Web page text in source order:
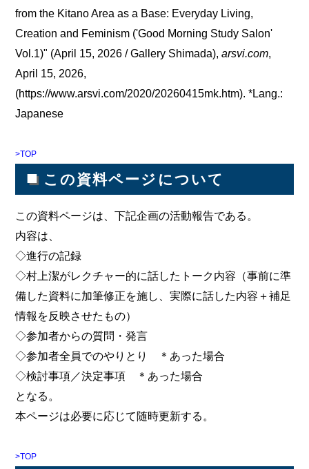
from the Kitano Area as a Base: Everyday Living,
Creation and Feminism ('Good Morning Study Salon'
Vol.1)" (April 15, 2026 / Gallery Shimada),arsvi.com,
April 15, 2026,
(https://www.arsvi.com/2020/20260415mk.htm). *Lang.:
Japanese
>TOP
■ この資料ページについて
この資料ページは、下記企画の活動報告である。
内容は、
◇進行の記録
◇村上潔がレクチャー的に話したトーク内容（事前に準
備した資料に加筆修正を施し、実際に話した内容＋補足
情報を反映させたもの）
◇参加者からの質問・発言
◇参加者全員でのやりとり ＊あった場合
◇検討事項／決定事項 ＊あった場合
となる。
本ページは必要に応じて随時更新する。
>TOP